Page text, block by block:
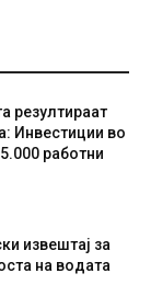
резултираат
Инвестиции во
работни
извештај за
на водата